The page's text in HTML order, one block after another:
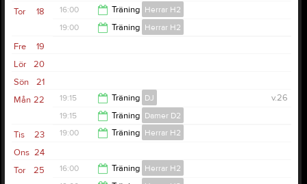
20:30
18
Tor 16:00 Träning Herrar H2
19:00 Träning Herrar H2
19
Fre
20
Lör
21
Sön
22
Mån v.26
19:15 Träning DJ
20:45
19:15 Träning Damer D2
23
Tis 19:00 Träning Herrar H2
20:30
24
Ons
25
Tor 16:00 Träning Herrar H2